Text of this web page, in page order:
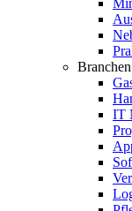
Branchen
IT